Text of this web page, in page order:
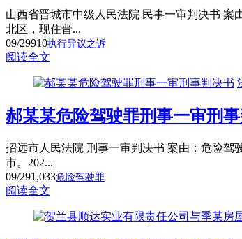
山西省晋城市中级人民法院 民事一审判决书 案
北区，现住晋...
09/29910执行异议之诉
阅读全文
郝某某危险驾驶罪刑事一审刑
招远市人民法院 刑事一审判决书 案由：危险驾
市。202...
09/291,033危险驾驶罪
阅读全文